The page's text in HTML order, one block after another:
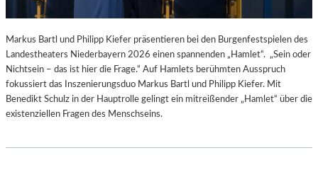
Markus Bartl und Philipp Kiefer präsentieren bei den Burgenfestspielen des
Landestheaters Niederbayern 2026 einen spannenden „Hamlet“. „Sein oder
Nichtsein – das ist hier die Frage.“ Auf Hamlets berühmten Ausspruch
fokussiert das Inszenierungsduo Markus Bartl und Philipp Kiefer. Mit
Benedikt Schulz in der Hauptrolle gelingt ein mitreißender „Hamlet“ über die
existenziellen Fragen des Menschseins.